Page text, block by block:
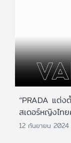
“PRADA แต่
สเดอร์หญิงไท
12 กันยายน 2024